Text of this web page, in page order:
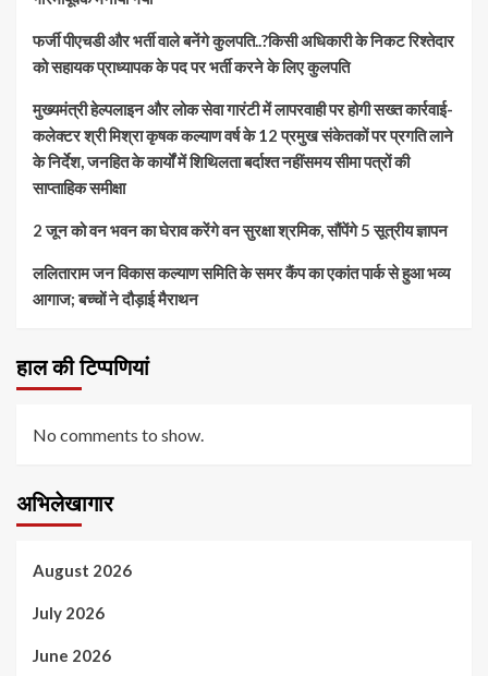
फर्जी पीएचडी और भर्ती वाले बनेंगे कुलपति..?किसी अधिकारी के निकट रिश्तेदार
को सहायक प्राध्यापक के पद पर भर्ती करने के लिए कुलपति
मुख्यमंत्री हेल्पलाइन और लोक सेवा गारंटी में लापरवाही पर होगी सख्त कार्रवाई-
कलेक्टर श्री मिश्रा कृषक कल्याण वर्ष के 12 प्रमुख संकेतकों पर प्रगति लाने
के निर्देश, जनहित के कार्यों में शिथिलता बर्दाश्त नहींसमय सीमा पत्रों की
साप्ताहिक समीक्षा
​2 जून को वन भवन का घेराव करेंगे वन सुरक्षा श्रमिक, सौंपेंगे 5 सूत्रीय ज्ञापन
ललिताराम जन विकास कल्याण समिति के समर कैंप का एकांत पार्क से हुआ भव्य
आगाज; बच्चों ने दौड़ाई मैराथन
हाल की टिप्पणियां
No comments to show.
अभिलेखागार
August 2026
July 2026
June 2026